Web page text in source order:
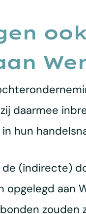
daarmee
hun
(indirecte)
aan
zouden